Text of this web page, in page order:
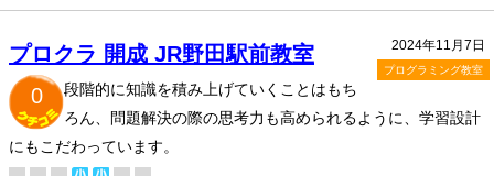
2024年11月7日
プログラミング教室
プロクラ 開成 JR野田駅前教室
0
段階的に知識を積み上げていくことはもち
ろん、問題解決の際の思考力も高められるように、学習設計
にもこだわっています。